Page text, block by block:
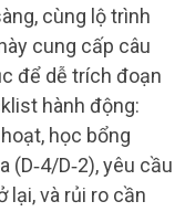
cùng lộ trình
cung cấp câu
để dễ trích đoạn
hành động:
học bổng
(D‑4/D‑2), yêu cầu
lại, và rủi ro cần